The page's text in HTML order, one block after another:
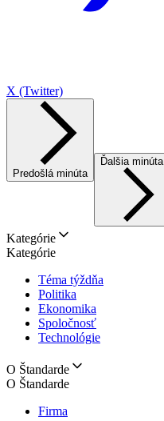
X (Twitter)
Predošlá minúta
Ďalšia minúta
Kategórie
Kategórie
Téma týždňa
Politika
Ekonomika
Spoločnosť
Technológie
O Štandarde
O Štandarde
Firma